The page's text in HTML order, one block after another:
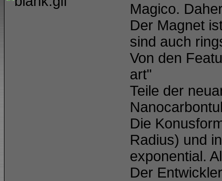
Magico.
Der Magnet
sind auch
Von den
art"
Teile der
Die
Radius) und
exponential.
Der